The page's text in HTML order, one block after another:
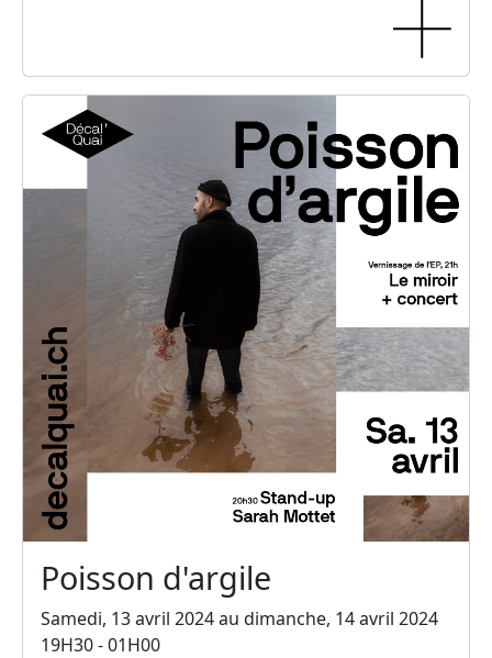
Poisson d'argile
Samedi, 13 avril 2024 au dimanche, 14 avril 2024
19H30 - 01H00